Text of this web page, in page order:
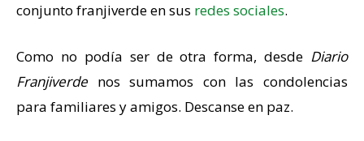
conjunto franjiverde en sus redes sociales.
Como no podía ser de otra forma, desde Diario
Franjiverdenos sumamos con las condolencias
para familiares y amigos. Descanse en paz.